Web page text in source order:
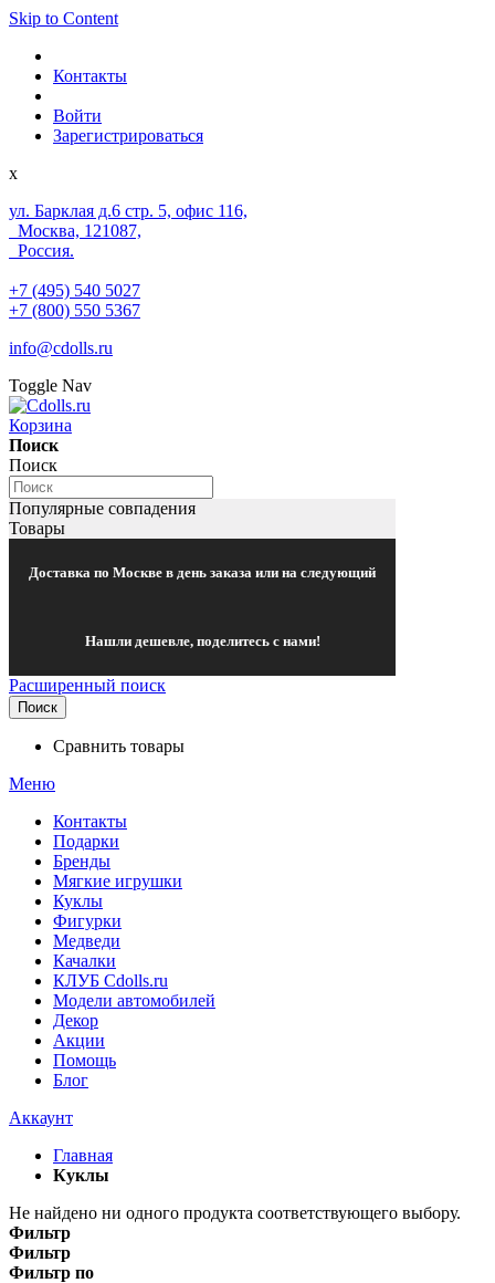
Skip to Content
Контакты
Войти
Зарегистрироваться
x
ул. Барклая д.6 стр. 5, офис 116,
Москва, 121087,
Россия.
+7 (495) 540 5027
+7 (800) 550 5367
info@cdolls.ru
Toggle Nav
Корзина
Поиск
Поиск
Популярные совпадения
Товары
Доставка по Москве в день заказа или на следующий
Нашли дешевле, поделитесь с нами!
Расширенный поиск
Поиск
Сравнить товары
Меню
Контакты
Подарки
Бренды
Мягкие игрушки
Куклы
Фигурки
Медведи
Качалки
КЛУБ Cdolls.ru
Модели автомобилей
Декор
Акции
Помощь
Блог
Аккаунт
Главная
Куклы
Не найдено ни одного продукта соответствующего выбору.
Фильтр
Фильтр
Фильтр по